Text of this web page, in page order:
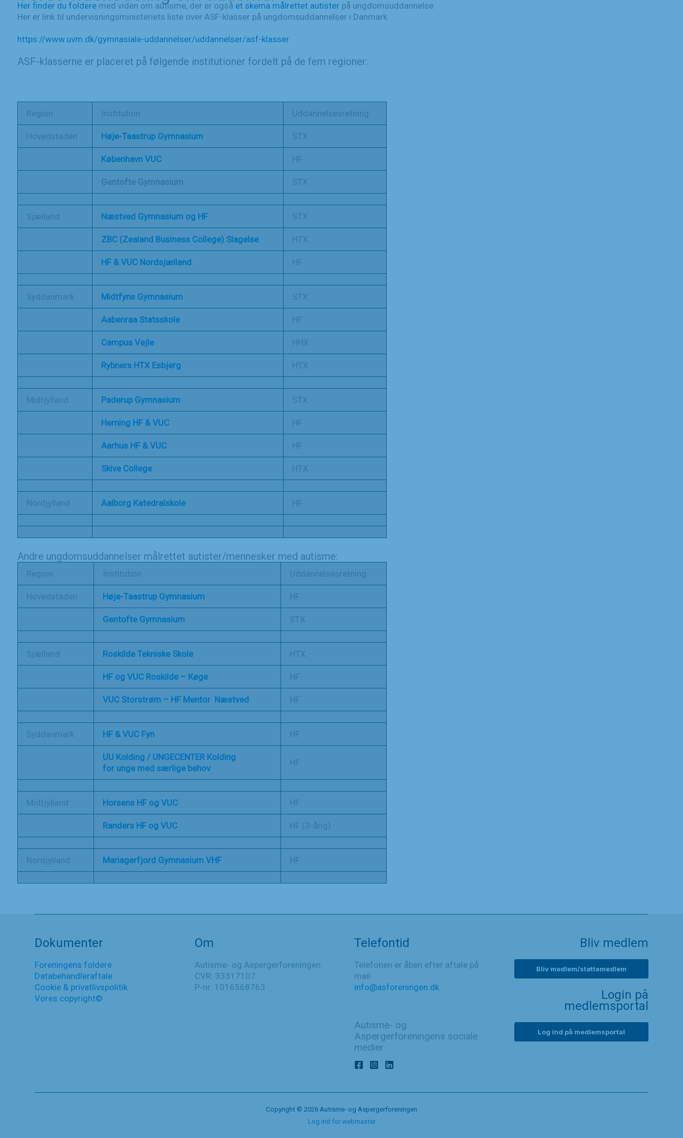
Her finder du foldere med viden om autisme, der er også et skema målrettet autister på ungdomsuddannelse
Her er link til undervisningsministeriets liste over ASF-klasser på ungdomsuddannelser i Danmark.
https://www.uvm.dk/gymnasiale-uddannelser/uddannelser/asf-klasser
ASF-klasserne er placeret på følgende institutioner fordelt på de fem regioner:
Region Institution Uddannelsesretning
Hovedstaden Høje-Taastrup Gymnasium STX
København VUC HF
Gentofte Gymnasium STX
Sjælland Næstved Gymnasium og HF STX
ZBC (Zealand Business College) Slagelse HTX
HF & VUC Nordsjælland HF
Syddanmark Midtfyns Gymnasium STX
Aabenraa Statsskole HF
Campus Vejle HHX
Rybners HTX Esbjerg HTX
Midtjylland Paderup Gymnasium STX
Herning HF & VUC HF
Aarhus HF & VUC HF
Skive College HTX
Nordjylland Aalborg Katedralskole HF
Andre ungdomsuddannelser målrettet autister/mennesker med autisme:
Region Institution Uddannelsesretning
Hovedstaden Høje-Taastrup Gymnasium HF
Gentofte Gymnasium STX
Sjælland Roskilde Tekniske Skole HTX
HF og VUC Roskilde – Køge HF
VUC Storstrøm – HF Mentor Næstved HF
Syddanmark HF & VUC Fyn HF
UU Kolding / UNGECENTER Kolding
for unge med særlige behov
HF
Midtjylland Horsens HF og VUC HF
Randers HF og VUC HF (3-årig)
Nordjylland Mariagerfjord Gymnasium VHF HF
Dokumenter
Foreningens foldere
Databehandleraftale
Cookie & privatlivspolitik
Vores copyright©
Om
Autisme- og Aspergerforeningen
CVR: 33317107
P-nr: 1016568763
Telefontid
Telefonen er åben efter aftale på
mail
info@asforeningen.dk
Autisme- og
Aspergerforeningens sociale
medier
Bliv medlem
Bliv medlem/støttemedlem
Login på
medlemsportal
Log ind på medlemsportal
Copyright © 2026 Autisme- og Aspergerforeningen
Log ind for webmaster